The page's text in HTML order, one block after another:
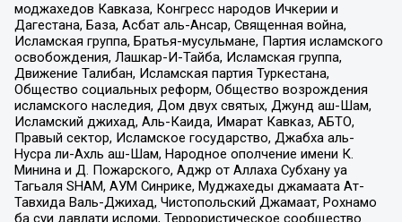
моджахедов Кавказа, Конгресс народов Ичкерии и
Дагестана, База, Асбат аль-Ансар, Священная война,
Исламская группа, Братья-мусульмане, Партия исламского
освобождения, Лашкар-И-Тайба, Исламская группа,
Движение Талибан, Исламская партия Туркестана,
Общество социальных реформ, Общество возрождения
исламского наследия, Дом двух святых, Джунд аш-Шам,
Исламский джихад, Аль-Каида, Имарат Кавказ, АБТО,
Правый сектор, Исламское государство, Джабха аль-
Нусра ли-Ахль аш-Шам, Народное ополчение имени К.
Минина и Д. Пожарского, Аджр от Аллаха Субхану уа
Тагьаля SHAM, АУМ Синрике, Муджахеды джамаата Ат-
Тавхида Валь-Джихад, Чистопольский Джамаат, Рохнамо
ба суи давлати исломи, Террористическое сообщество